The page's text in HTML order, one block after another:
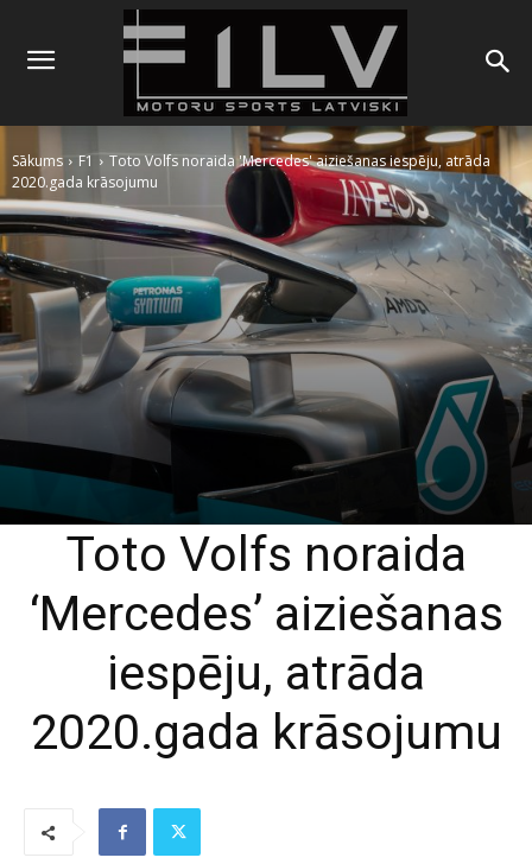
Sākums F1
Toto Volfs noraida 'Mercedes' aiziešanas iespēju, atrāda
2020.gada krāsojumu
Toto Volfs noraida
‘Mercedes’ aiziešanas
iespēju, atrāda
2020.gada krāsojumu